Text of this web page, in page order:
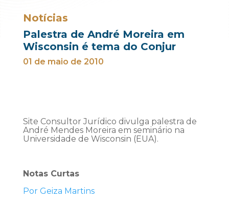
Notícias
Palestra de André Moreira em
Wisconsin é tema do Conjur
01 de maio de 2010
Site Consultor Jurídico divulga palestra de
André Mendes Moreira em seminário na
Universidade de Wisconsin (EUA).
Notas Curtas
Por Geiza Martins